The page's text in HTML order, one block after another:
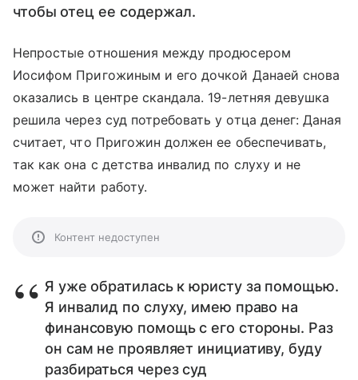
чтобы отец ее содержал.
Непростые отношения между продюсером
Иосифом Пригожиным и его дочкой Данаей снова
оказались в центре скандала. 19-летняя девушка
решила через суд потребовать у отца денег: Даная
считает, что Пригожин должен ее обеспечивать,
так как она с детства инвалид по слуху и не
может найти работу.
Контент недоступен
Я уже обратилась к юристу за помощью.
Я инвалид по слуху, имею право на
финансовую помощь с его стороны. Раз
он сам не проявляет инициативу, буду
разбираться через суд